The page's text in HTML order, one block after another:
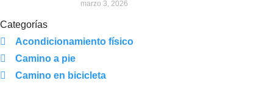
marzo 3, 2026
Categorías
Acondicionamiento físico
Camino a pie
Camino en bicicleta